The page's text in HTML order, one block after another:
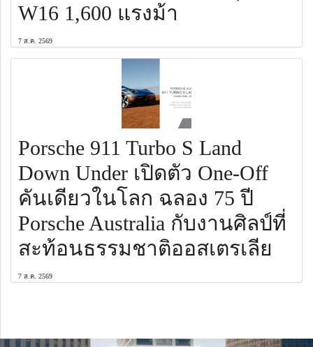
W16 1,600 แรงม้า
7 ส.ค. 2569
Porsche 911 Turbo S Land
Down Under เปิดตัว One-Off
คันเดียวในโลก ฉลอง 75 ปี
Porsche Australia กับงานศิลป์ที่
สะท้อนธรรมชาติออสเตรเลีย
7 ส.ค. 2569